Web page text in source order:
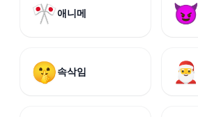
🎌애니메 😈
🤫속삭임 🎅